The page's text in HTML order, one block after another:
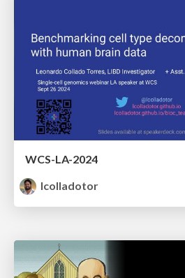
WCS-LA-2024
lcolladotor